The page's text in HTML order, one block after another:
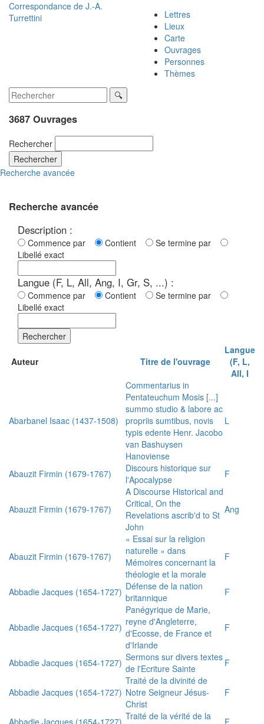
Correspondance de J.-A.
Turrettini
Lettres
Lieux
Carte
Ouvrages
Personnes
Thèmes
3687 Ouvrages
Rechercher
Rechercher
Recherche avancée
Recherche avancée
Description :
Commence par Contient
Se termine par
Libellé exact
Langue (F, L, All, Ang, I, Gr, S, ...) :
Commence par Contient
Se termine par
Libellé exact
Rechercher
Auteur Titre de l'ouvrage
Langue
(F, L,
All, I
Abarbanel Isaac (1437-1508)
Commentarius in
Pentateuchum Mosis [...]
summo studio & labore ac
propriis sumtibus, novis
typis edente Henr. Jacobo
van Bashuysen
Hanoviense
L
Abauzit Firmin (1679-1767)
Discours historique sur
l'Apocalypse
F
Abauzit Firmin (1679-1767)
A Discourse Historical and
Critical, On the
Revelations ascrib'd to St
John
Ang
Abauzit Firmin (1679-1767)
« Essai sur la religion
naturelle » dans
Mémoires concernant la
théologie et la morale
F
Abbadie Jacques (1654-1727) Défense de la nation
britannique
F
Abbadie Jacques (1654-1727)
Panégyrique de Marie,
reyne d'Angleterre,
d'Ecosse, de France et
d'Irlande
F
Abbadie Jacques (1654-1727) Sermons sur divers textes
de l'Ecriture Sainte
F
Abbadie Jacques (1654-1727)
Traité de la divinité de
Notre Seigneur Jésus-
Christ
F
Abbadie Jacques (1654-1727) Traité de la vérité de la
F